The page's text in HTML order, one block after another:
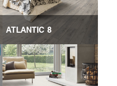
ATLANTIC 8